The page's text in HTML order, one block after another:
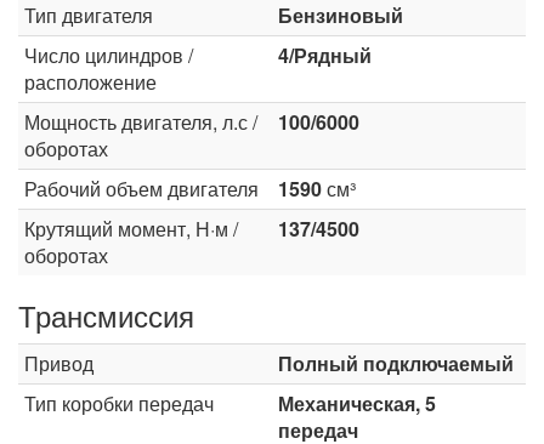
Тип двигателя
Бензиновый
Число цилиндров /
расположение
4/Рядный
Мощность двигателя, л.с /
оборотах
100/6000
Рабочий объем двигателя 1590см³
Крутящий момент, Н·м /
оборотах
137/4500
Трансмиссия
Привод
Полный подключаемый
Тип коробки передач
Механическая, 5
передач